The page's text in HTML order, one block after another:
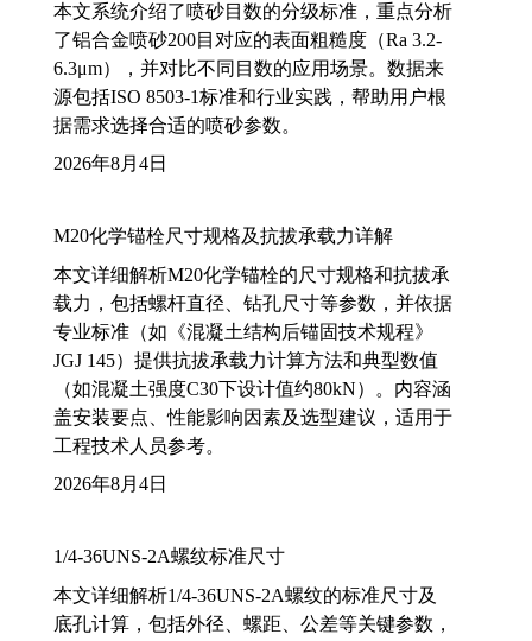
本文系统介绍了喷砂目数的分级标准，重点分析
了铝合金喷砂200目对应的表面粗糙度（Ra 3.2-
6.3μm），并对比不同目数的应用场景。数据来
源包括ISO 8503-1标准和行业实践，帮助用户根
据需求选择合适的喷砂参数。
2026年8月4日
M20化学锚栓尺寸规格及抗拔承载力详解
本文详细解析M20化学锚栓的尺寸规格和抗拔承
载力，包括螺杆直径、钻孔尺寸等参数，并依据
专业标准（如《混凝土结构后锚固技术规程》
JGJ 145）提供抗拔承载力计算方法和典型数值
（如混凝土强度C30下设计值约80kN）。内容涵
盖安装要点、性能影响因素及选型建议，适用于
工程技术人员参考。
2026年8月4日
1/4-36UNS-2A螺纹标准尺寸
本文详细解析1/4-36UNS-2A螺纹的标准尺寸及
底孔计算，包括外径、螺距、公差等关键参数，